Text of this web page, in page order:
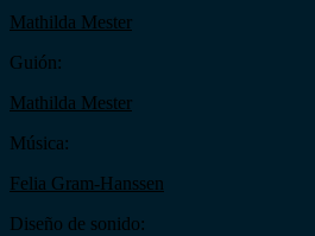
Mathilda Mester
Guión:
Mathilda Mester
Música:
Felia Gram-Hanssen
Diseño de sonido: